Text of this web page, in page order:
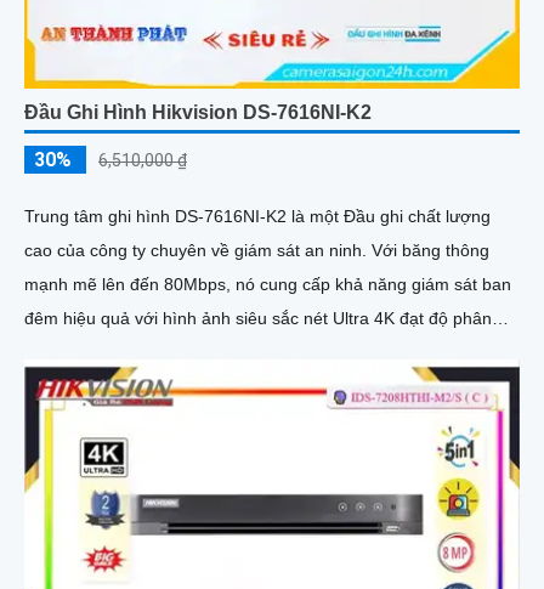
Đầu Ghi Hình Hikvision DS-7616NI-K2
30% 6,510,000 ₫
Trung tâm ghi hình DS-7616NI-K2 là một Đầu ghi chất lượng
cao của công ty chuyên về giám sát an ninh. Với băng thông
mạnh mẽ lên đến 80Mbps, nó cung cấp khả năng giám sát ban
đêm hiệu quả với hình ảnh siêu sắc nét Ultra 4K đạt độ phân